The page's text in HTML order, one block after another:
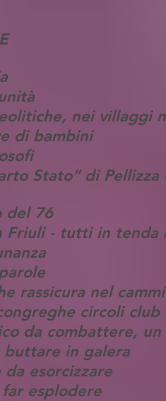
nei villaggi
di bambini
Stato” di Pellizza
del 76
Friuli - tutti in tenda
rassicura nel
circoli
da combattere,
buttare in galera
esorcizzare
esplodere